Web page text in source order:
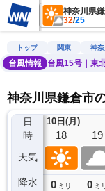
32/25
雨雲レーダー 台風
トップ 関東 神
台風情報
台風15号｜東
神奈川県鎌倉市
日
時
天気
降水
10日(月)
17
0ミリ
18
0 ミリ
19
0 ミ